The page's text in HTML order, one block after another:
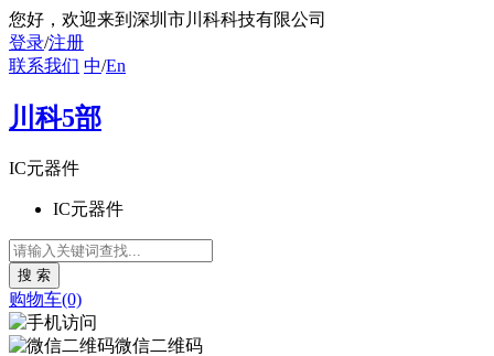
您好 ，欢迎来到深圳市川科科技有限公司
登录/注册
联系我们 中/En
川科5部
IC元器件
IC元器件
购物车(0)
微信二维码